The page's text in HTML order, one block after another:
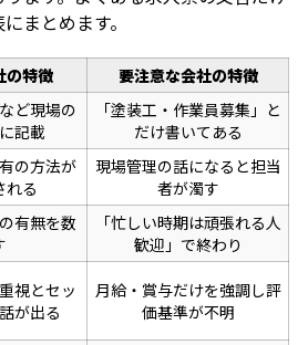
まとめます。
の特徴
要注意な会社の特徴
ど現場の
記載
「塗装工・作業員募集」と
だけ書いてある
の方法が
れる
現場管理の話になると担当
者が濁す
有無を数
「忙しい時期は頑張れる人
歓迎」で終わり
視とセッ
が出る
月給・賞与だけを強調し評
価基準が不明